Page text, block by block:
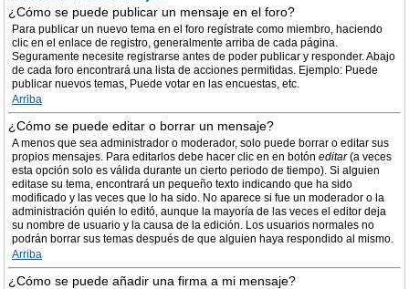
¿Cómo se puede publicar un mensaje en el foro?
Para publicar un nuevo tema en el foro regístrate como miembro, haciendo
clic en el enlace de registro, generalmente arriba de cada página.
Seguramente necesite registrarse antes de poder publicar y responder. Abajo
de cada foro encontrará una lista de acciones permitidas. Ejemplo: Puede
publicar nuevos temas, Puede votar en las encuestas, etc.
Arriba
¿Cómo se puede editar o borrar un mensaje?
A menos que sea administrador o moderador, solo puede borrar o editar sus
propios mensajes. Para editarlos debe hacer clic en en botón editar(a veces
esta opción solo es válida durante un cierto periodo de tiempo). Si alguien
editase su tema, encontrará un pequeño texto indicando que ha sido
modificado y las veces que lo ha sido. No aparece si fue un moderador o la
administración quién lo editó, aunque la mayoría de las veces el editor deja
su nombre de usuario y la causa de la edición. Los usuarios normales no
podrán borrar sus temas después de que alguien haya respondido al mismo.
Arriba
¿Cómo se puede añadir una firma a mi mensaje?